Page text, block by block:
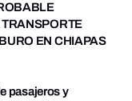
EN CHIAPAS
pasajeros y